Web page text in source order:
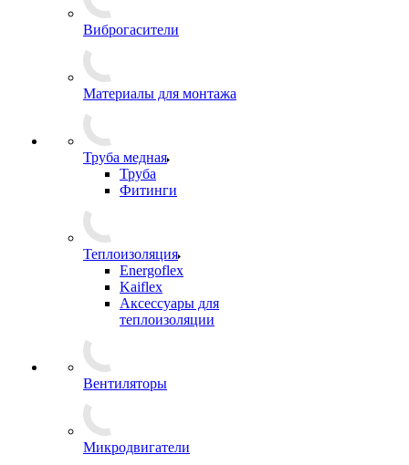
Виброгасители
Материалы для монтажа
Труба медная
Труба
Фитинги
Теплоизоляция
Energoflex
Kaiflex
Аксессуары для
теплоизоляции
Вентиляторы
Микродвигатели